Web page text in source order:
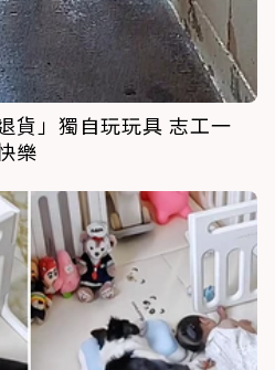
貨」獨自玩玩具 志工一
樂